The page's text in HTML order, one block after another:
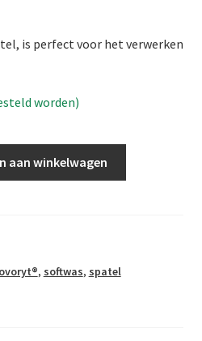
is perfect voor het verwerken
worden)
aan winkelwagen
, softwas, spatel